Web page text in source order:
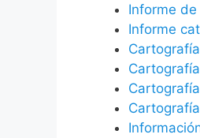
Informe
Informe